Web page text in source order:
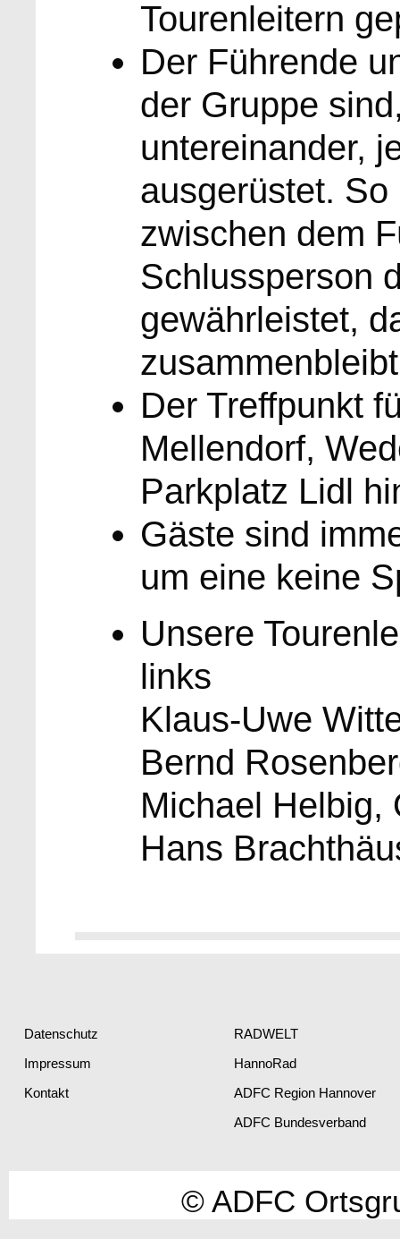
Tourenleitern
Der Führende
der Gruppe
untereinander,
ausgerüstet.
zwischen dem
Schlussperson
gewährleistet,
Der Treffpunkt
Mellendorf,
Parkplatz Lidl
Gäste sind
um eine keine
Unsere
links
Klaus-Uwe
Bernd
Michael Helbig,
Hans
Datenschutz
Impressum
Kontakt
RADWELT
HannoRad
ADFC Region Hannover
ADFC Bundesverband
© ADFC